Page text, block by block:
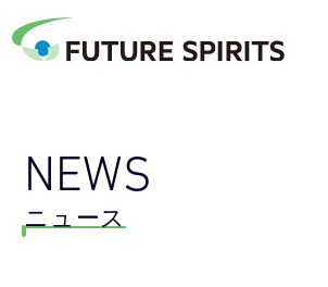
NEWS
ニュース